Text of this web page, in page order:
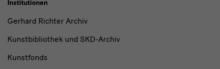
Institutionen
Gerhard Richter Archiv
Kunstbibliothek und SKD-Archiv
Kunstfonds